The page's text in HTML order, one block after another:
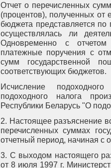
Отчет о перечисленных
(процентов), полученных от
бюджета представляется
осуществлялась ли
Одновременно с
платежные поручения с
сумм государственной
соответствующих бюджетов.
Исчисление
подоходного налога
Республики Беларусь "О
2. Настоящее разъяснение
перечисленных суммах
отчетный период, начиная с
3. С выходом настоящего
от 8 июля 1997 г.